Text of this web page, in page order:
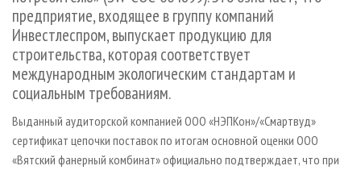
БИОЭНЕРГЕТИКА
ЦБП
ИНСТРУМЕНТ И МАТЕРИАЛЫ
RUSSIAN FORESTRY REVIEW
ГАЗЕТА ЛЕСПРОМФОРУМ
БИБЛИОТЕКА СПЕЦИАЛИСТА
предприятие, входящее в группу компаний
Инвестлеспром, выпускает продукцию для
строительства, которая соответствует
международным экологическим стандартам и
социальным требованиям.
Выданный аудиторской компанией ООО «НЭПКон»/«Смартвуд»
сертификат цепочки поставок по итогам основной оценки ООО
«Вятский фанерный комбинат» официально подтверждает, что при